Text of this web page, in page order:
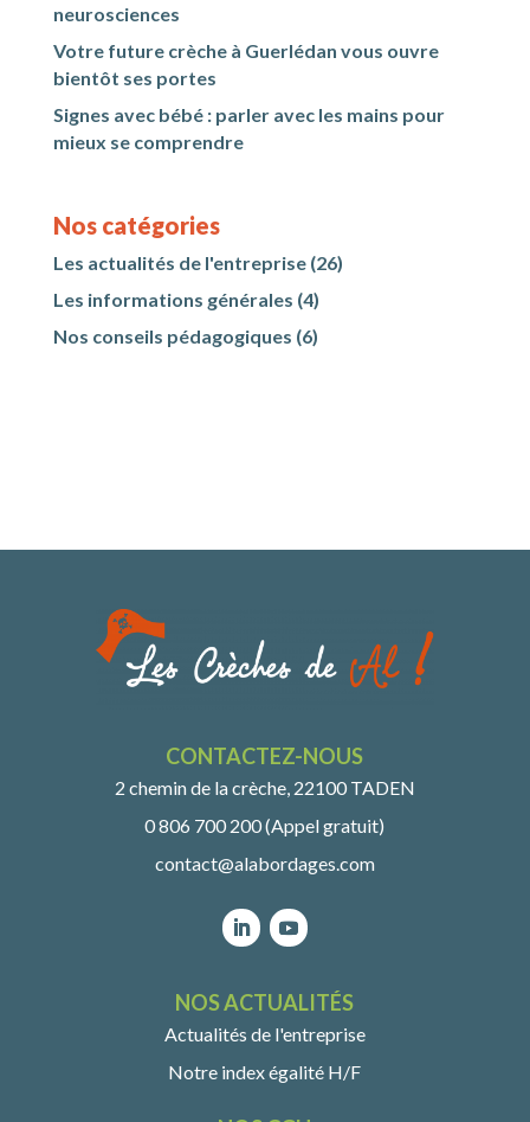
neurosciences
Votre future crèche à Guerlédan vous ouvre
bientôt ses portes
Signes avec bébé : parler avec les mains pour
mieux se comprendre
Nos catégories
Les actualités de l'entreprise(26)
Les informations générales (4)
Nos conseils pédagogiques (6)
CONTACTEZ-NOUS
2 chemin de la crèche, 22100 TADEN
0 806 700 200 (Appel gratuit)
contact@alabordages.com
NOS ACTUALITÉS
Actualités de l'entreprise
Notre index égalité H/F